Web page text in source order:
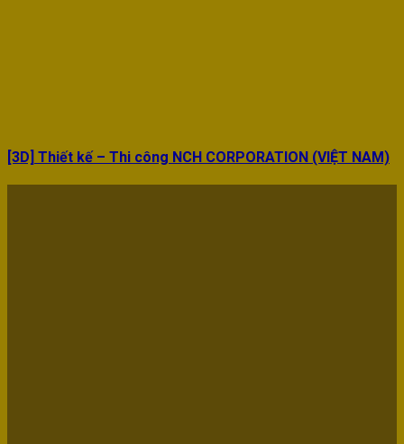
[3D] Thiết kế – Thi công NCH CORPORATION (VIỆT NAM)